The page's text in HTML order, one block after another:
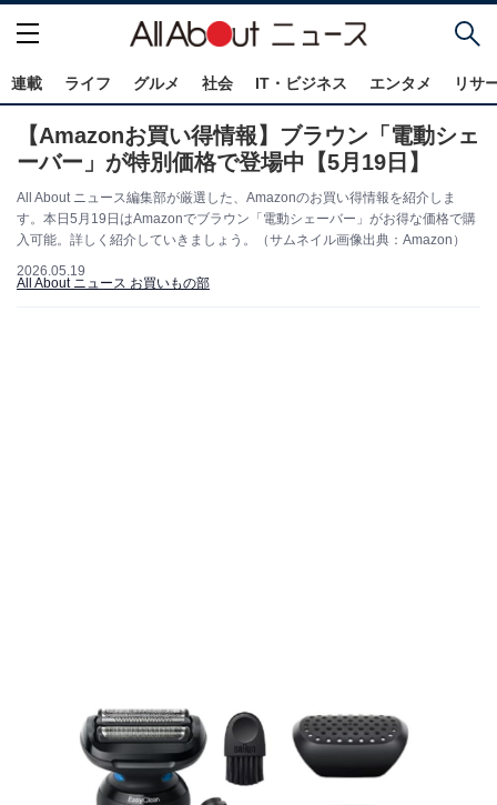
連載 ライフ グルメ 社会 IT・ビジネス エンタメ リサ
【Amazonお買い得情報】ブラウン「電動シェ
ーバー」が特別価格で登場中【5月19日】
All About ニュース編集部が厳選した、Amazonのお買い得情報を紹介しま
す。本日5月19日はAmazonでブラウン「電動シェーバー」がお得な価格で購
入可能。詳しく紹介していきましょう。（サムネイル画像出典：Amazon）
2026.05.19
All About ニュース お買いもの部